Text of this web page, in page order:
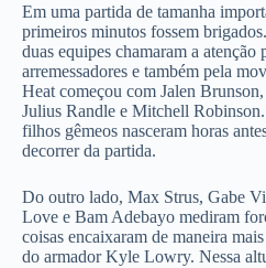
Em uma partida de tamanha
primeiros minutos fossem
duas equipes chamaram a atenção
arremessadores e também pela
Heat começou com Jalen
Julius Randle e Mitchell
filhos gêmeos nasceram horas
decorrer da partida.
Do outro lado, Max Strus, Gabe
Love e Bam Adebayo mediram
coisas encaixaram de maneira
do armador Kyle Lowry. Nessa